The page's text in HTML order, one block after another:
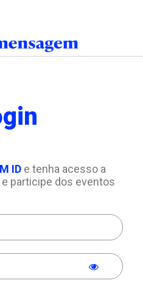
IDe tenha acesso a
participe dos eventos